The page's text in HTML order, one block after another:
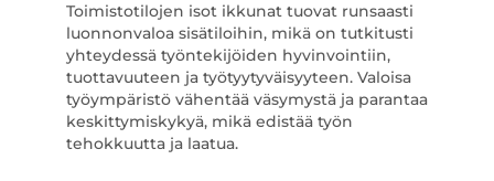
Toimistotilojen isot ikkunat tuovat runsaasti
luonnonvaloa sisätiloihin, mikä on tutkitusti
yhteydessä työntekijöiden hyvinvointiin,
tuottavuuteen ja työtyytyväisyyteen. Valoisa
työympäristö vähentää väsymystä ja parantaa
keskittymiskykyä, mikä edistää työn
tehokkuutta ja laatua.